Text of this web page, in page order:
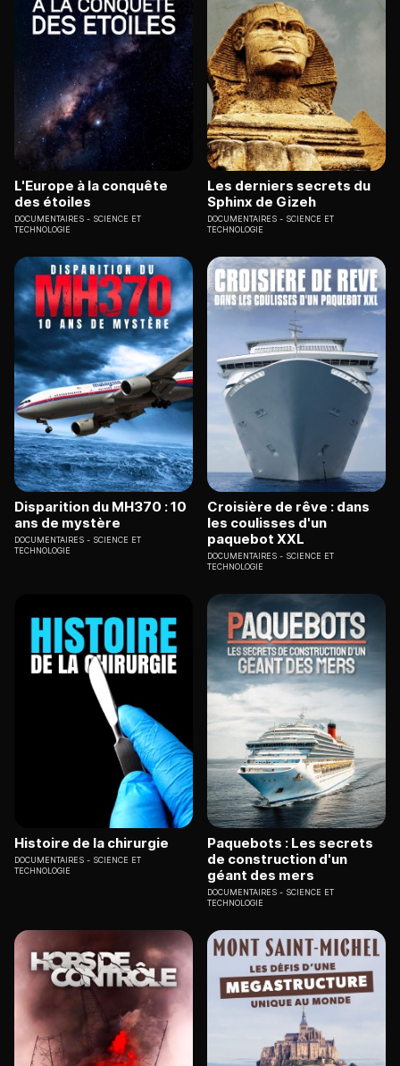
L'Europe à la conquête
des étoiles
DOCUMENTAIRES
SCIENCE ET
TECHNOLOGIE
Les derniers secrets du
Sphinx de Gizeh
DOCUMENTAIRES
SCIENCE ET
TECHNOLOGIE
Disparition du MH370 : 10
ans de mystère
DOCUMENTAIRES
SCIENCE ET
TECHNOLOGIE
Croisière de rêve : dans
les coulisses d'un
paquebot XXL
DOCUMENTAIRES
SCIENCE ET
TECHNOLOGIE
Histoire de la chirurgie
DOCUMENTAIRES
SCIENCE ET
TECHNOLOGIE
Paquebots : Les secrets
de construction d'un
géant des mers
DOCUMENTAIRES
SCIENCE ET
TECHNOLOGIE